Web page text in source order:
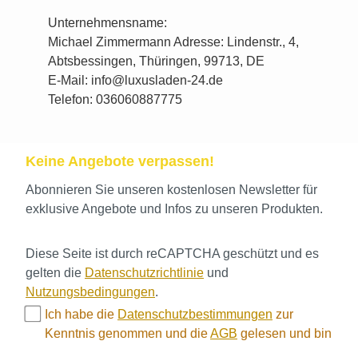
Unternehmensname:
Michael Zimmermann Adresse: Lindenstr., 4,
Abtsbessingen, Thüringen, 99713, DE
E-Mail: info@luxusladen-24.de
Telefon: 036060887775
Keine Angebote verpassen!
Abonnieren Sie unseren kostenlosen Newsletter für
exklusive Angebote und Infos zu unseren Produkten.
Diese Seite ist durch reCAPTCHA geschützt und es
gelten die Datenschutzrichtlinie und
Nutzungsbedingungen.
Ich habe die Datenschutzbestimmungen zur
Kenntnis genommen und dieAGB gelesen und bin